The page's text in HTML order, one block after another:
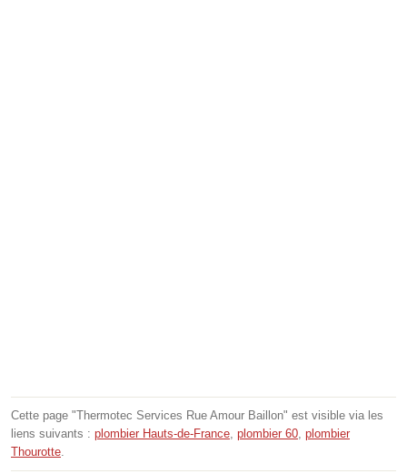
Cette page "Thermotec Services Rue Amour Baillon" est visible via les
liens suivants : plombier Hauts-de-France plombier 60 plombier
Thourotte